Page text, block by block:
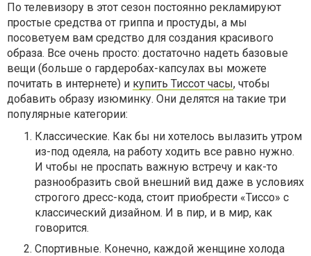
По телевизору в этот сезон постоянно рекламируют
простые средства от гриппа и простуды, а мы
посоветуем вам средство для создания красивого
образа. Все очень просто: достаточно надеть базовые
вещи (больше о гардеробах-капсулах вы можете
почитать в интернете) и купить Тиссот часы, чтобы
добавить образу изюминку. Они делятся на такие три
популярные категории:
Классические. Как бы ни хотелось вылазить утром
из-под одеяла, на работу ходить все равно нужно.
И чтобы не проспать важную встречу и как-то
разнообразить свой внешний вид даже в условиях
строгого дресс-кода, стоит приобрести «Тиссо» с
классический дизайном. И в пир, и в мир, как
говорится.
Спортивные. Конечно, каждой женщине холода